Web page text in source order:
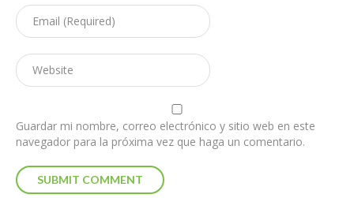
Guardar mi nombre, correo electrónico y sitio web en este
navegador para la próxima vez que haga un comentario.